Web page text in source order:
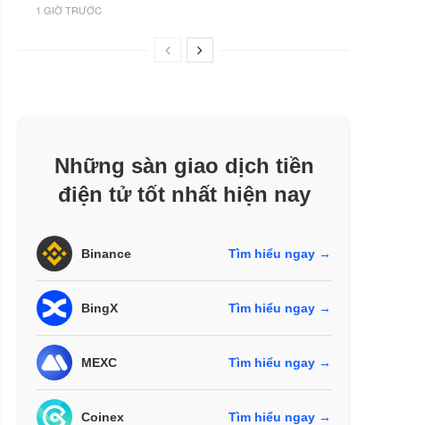
1 GIỜ TRƯỚC
Những sàn giao dịch tiền
điện tử tốt nhất hiện nay
Binance Tìm hiểu ngay →
BingX Tìm hiểu ngay →
MEXC Tìm hiểu ngay →
Coinex Tìm hiểu ngay →